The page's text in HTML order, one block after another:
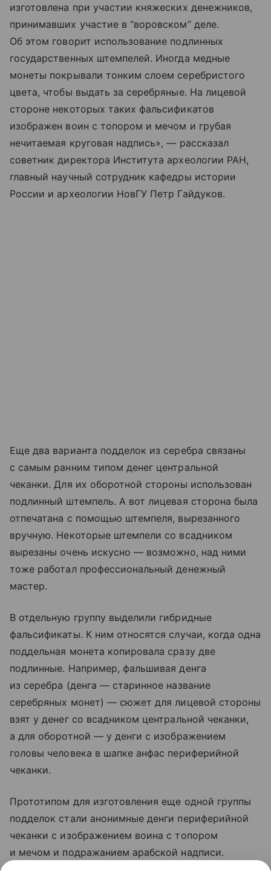
изготовлена при участии княжеских денежников,
принимавших участие в “воровском” деле.
Об этом говорит использование подлинных
государственных штемпелей. Иногда медные
монеты покрывали тонким слоем серебристого
цвета, чтобы выдать за серебряные. На лицевой
стороне некоторых таких фальсификатов
изображен воин с топором и мечом и грубая
нечитаемая круговая надпись», — рассказал
советник директора Института археологии РАН,
главный научный сотрудник кафедры истории
России и археологии НовГУ Петр Гайдуков.
Еще два варианта подделок из серебра связаны
с самым ранним типом денег центральной
чеканки. Для их оборотной стороны использован
подлинный штемпель. А вот лицевая сторона была
отпечатана с помощью штемпеля, вырезанного
вручную. Некоторые штемпели со всадником
вырезаны очень искусно — возможно, над ними
тоже работал профессиональный денежный
мастер.
В отдельную группу выделили гибридные
фальсификаты. К ним относятся случаи, когда одна
поддельная монета копировала сразу две
подлинные. Например, фальшивая денга
из серебра (денга — старинное название
серебряных монет) — сюжет для лицевой стороны
взят у денег со всадником центральной чеканки,
а для оборотной — у денги с изображением
головы человека в шапке анфас периферийной
чеканки.
Прототипом для изготовления еще одной группы
подделок стали анонимные денги периферийной
чеканки с изображением воина с топором
и мечом и подражанием арабской надписи.